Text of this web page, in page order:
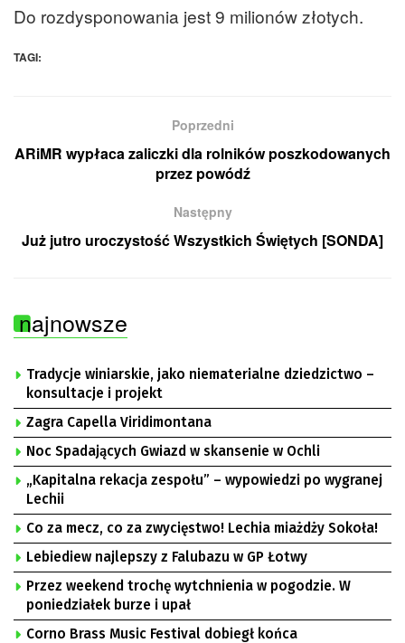
Do rozdysponowania jest 9 milionów złotych.
TAGI:
Poprzedni
ARiMR wypłaca zaliczki dla rolników poszkodowanych
przez powódź
Następny
Już jutro uroczystość Wszystkich Świętych [SONDA]
najnowsze
Tradycje winiarskie, jako niematerialne dziedzictwo –
konsultacje i projekt
Zagra Capella Viridimontana
Noc Spadających Gwiazd w skansenie w Ochli
„Kapitalna rekacja zespołu” – wypowiedzi po wygranej
Lechii
Co za mecz, co za zwycięstwo! Lechia miażdży Sokoła!
Lebiediew najlepszy z Falubazu w GP Łotwy
Przez weekend trochę wytchnienia w pogodzie. W
poniedziałek burze i upał
Corno Brass Music Festival dobiegł końca